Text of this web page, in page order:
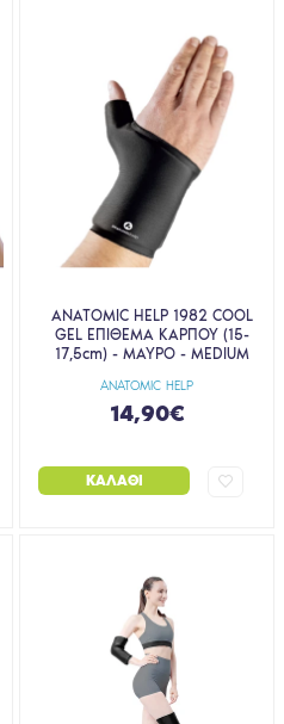
ANATOMIC HELP
ANATOMIC HELP 1982 COOL
GEL ΕΠΙΘΕΜΑ ΚΑΡΠΟΥ (15-
17,5cm) - ΜΑΥΡΟ - MEDIUM
14,90€
ΚΑΛΆΘΙ